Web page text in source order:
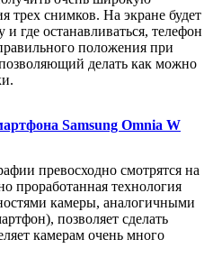
трех снимков. На экране будет
и где останавливаться, телефон
положения при
делать как можно
Samsung Omnia W
превосходно смотрятся на
проработанная технология
камеры, аналогичными
позволяет сделать
камерам очень много